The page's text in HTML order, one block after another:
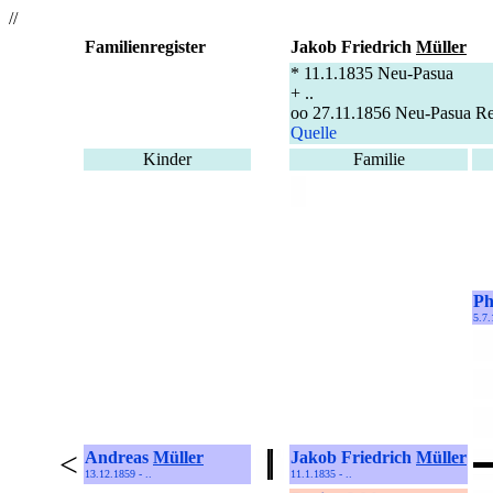
//
Familienregister
Jakob Friedrich Müller
* 11.1.1835 Neu-Pasua
+ ..
oo 27.11.1856 Neu-Pasua
Quelle
Kinder
Familie
< Andreas Müller
13.12.1859 - ..
Jakob Friedrich Müller
11.1.1835 - ..